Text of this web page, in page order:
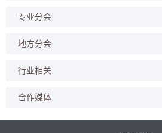
专业分会
地方分会
行业相关
合作媒体